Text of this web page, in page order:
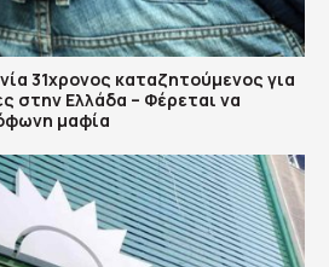
31χρονος καταζητούμενος για
στην Ελλάδα – Φέρεται να
μαφία